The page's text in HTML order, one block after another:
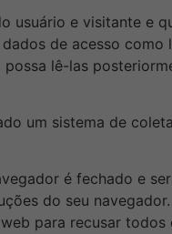
e visitante e
de acesso
lê-las
um sistema de
é fechado e
do seu
para recusar